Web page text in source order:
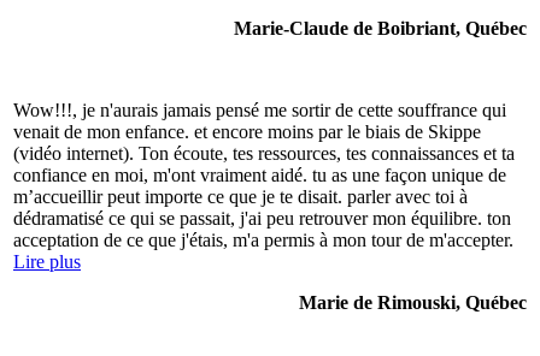
Marie-Claude de Boibriant, Québec
Wow!!!, je n'aurais jamais pensé me sortir de cette souffrance qui
venait de mon enfance. et encore moins par le biais de Skippe
(vidéo internet). Ton écoute, tes ressources, tes connaissances et ta
confiance en moi, m'ont vraiment aidé. tu as une façon unique de
m’accueillir peut importe ce que je te disait. parler avec toi à
dédramatisé ce qui se passait, j'ai peu retrouver mon équilibre. ton
acceptation de ce que j'étais, m'a permis à mon tour de m'accepter.
Lire plus
Marie de Rimouski, Québec